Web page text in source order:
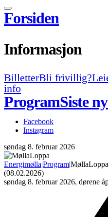
Forsiden
Informasjon
BilletterBli frivillig?
info
ProgramSiste
Facebook
Instagram
søndag 8. februar 2026
Energimølla|Program|MøllaLoppa
(08.02.2026)
søndag 8. februar 2026, dørene